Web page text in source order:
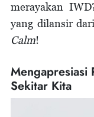
merayakan
yang dilansir dari
Calm!
Mengapresiasi
Sekitar Kita